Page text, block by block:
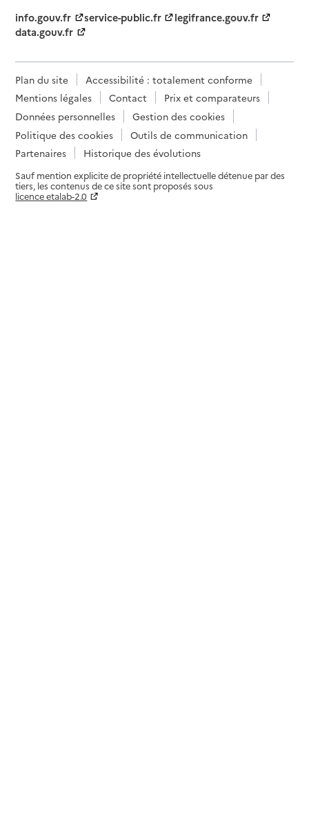
info.gouv.fr
service-public.fr
legifrance.gouv.fr
data.gouv.fr
Plan du site
Accessibilité : totalement conforme
Mentions légales
Contact
Prix et comparateurs
Données personnelles
Gestion des cookies
Politique des cookies
Outils de communication
Partenaires
Historique des évolutions
Sauf mention explicite de propriété intellectuelle détenue par des
tiers, les contenus de ce site sont proposés sous
licence etalab-2.0